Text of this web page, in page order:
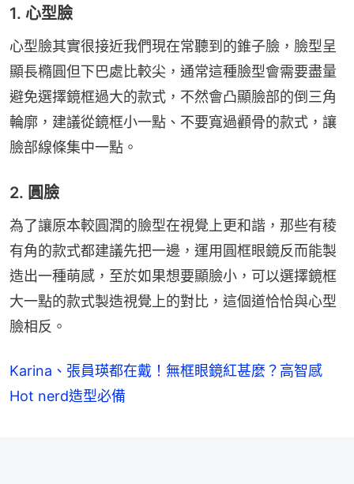
1. 心型臉
心型臉其實很接近我們現在常聽到的錐子臉，臉型呈
顯長橢圓但下巴處比較尖，通常這種臉型會需要盡量
避免選擇鏡框過大的款式，不然會凸顯臉部的倒三角
輪廓，建議從鏡框小一點、不要寬過顴骨的款式，讓
臉部線條集中一點。
2. 圓臉
為了讓原本較圓潤的臉型在視覺上更和諧，那些有稜
有角的款式都建議先把一邊，運用圓框眼鏡反而能製
造出一種萌感，至於如果想要顯臉小，可以選擇鏡框
大一點的款式製造視覺上的對比，這個道恰恰與心型
臉相反。
Karina、張員瑛都在戴！無框眼鏡紅甚麼？高智感
Hot nerd造型必備